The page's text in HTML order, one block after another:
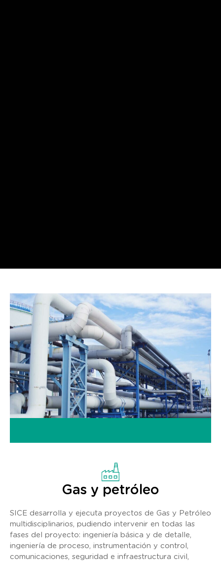
Gas y petróleo
SICE desarrolla y ejecuta proyectos de Gas y Petróleo
multidisciplinarios, pudiendo intervenir en todas las
fases del proyecto: ingeniería básica y de detalle,
ingeniería de proceso, instrumentación y control,
comunicaciones, seguridad e infraestructura civil,